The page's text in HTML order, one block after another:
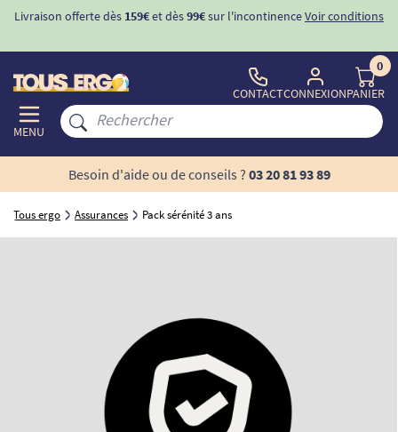
Livraison offerte dès 159€et dès99€sur l'incontinenceVoir conditions
MENU
CONTACTCONNEXION
0
PANIER
Besoin d'aide ou de conseils ? 03 20 81 93 89
Tous ergo Assurances Pack sérénité 3 ans